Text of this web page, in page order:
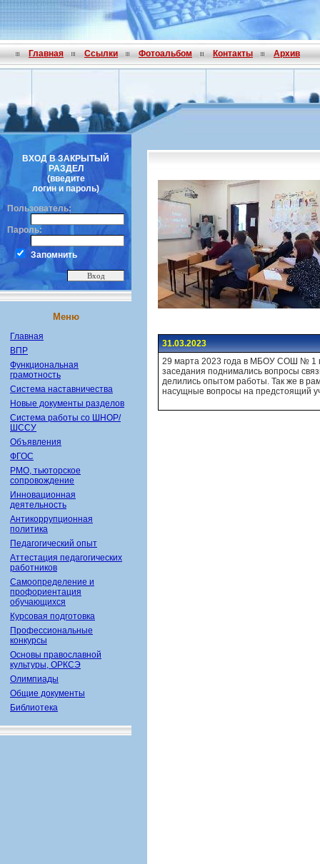
Главная Ссылки Фотоальбом Контакты Архив
ВХОД В ЗАКРЫТЫЙ
РАЗДЕЛ
(введите
логин и пароль)
Пользователь:
Пароль:
Запомнить
Меню
Главная
ВПР
Функциональная
грамотность
Система наставничества
Новые документы разделов
Система работы со ШНОР/
ШССУ
Объявления
ФГОС
РМО, тьюторское
сопровождение
Инновационная
деятельность
Антикоррупционная
политика
Педагогический опыт
Аттестация педагогических
работников
Самоопределение и
профориентация
обучающихся
Курсовая подготовка
Профессиональные
конкурсы
Основы православной
культуры, ОРКСЭ
Олимпиады
Общие документы
Библиотека
31.03.2023
29 марта 2023 года в МБОУ СОШ № 1
заседания поднимались вопросы
делились опытом работы. Так же в
насущные вопросы на предстоящий